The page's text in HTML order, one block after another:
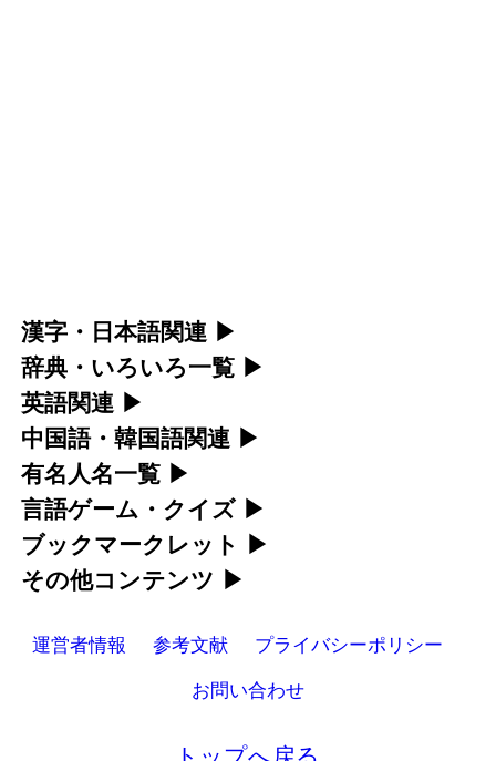
漢字・日本語関連 ▶
漢字の読み方検索、手書き入力、書き順練習な
ど、日本語学習に役立つツールを集めていま
す。
人名漢字辞典 - 読み方検索
手書き漢字入力
辞典・いろいろ一覧 ▶
部首・画数別の漢字一覧、熟語辞典、地名・駅
名検索など、各種リファレンスツールです。
部首画数別漢字一覧
常用漢字一覧
画数別なまえ漢字一覧
英語関連 ▶
カタカナ語・略語の意味検索、発音記号、リス
ニング練習など英語学習ツールです。
カタカナ語の意味・発音・類語辞典
英語の発音記号一覧
英単語リスニングテスト
イメージ化する英単語の覚え方
英語の意味・発音の違い
中国語・韓国語関連 ▶
中国語のピンイン変換、韓国語の手書き入力な
ど、アジア言語学習ツールです。
手書き中国語入力 変換ツール
ピンイン一覧表
韓国語手書き入力
有名人名一覧 ▶
海外セレブやスポーツ選手の名前の読み方・発
音を確認できます。
言語ゲーム・クイズ ▶
四字熟語パズルや漢字クイズなど、楽しみなが
ら学べるゲームです。
漢字ゲーム一覧
有名人名前読みクイズ（毎日更新）
四字熟語デイリー穴埋めクイズ（毎日更
ブックマークレット ▶
ブラウザに登録して、どのサイトからでも漢字
漢字読み方検索ブックマークレット
英語・カタカナ語意味検索ブックマークレ
その他コンテンツ ▶
の便利ツールです。
運営者情報 参考文献
プライバシーポリシー
お問い合わせ